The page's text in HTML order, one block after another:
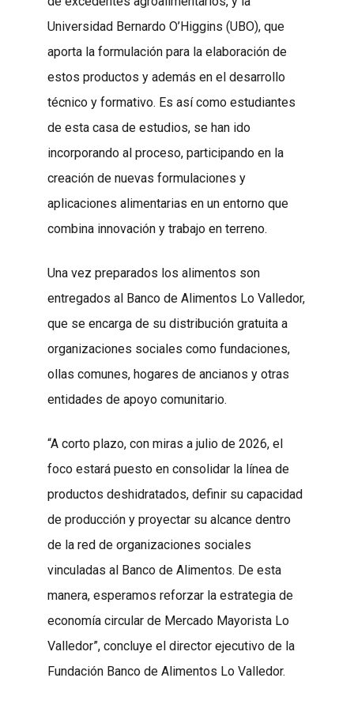
Universidad Bernardo O’Higgins (UBO), que
aporta la formulación para la elaboración de
estos productos y además en el desarrollo
técnico y formativo. Es así como estudiantes
de esta casa de estudios, se han ido
incorporando al proceso, participando en la
creación de nuevas formulaciones y
aplicaciones alimentarias en un entorno que
combina innovación y trabajo en terreno.
Una vez preparados los alimentos son
entregados al Banco de Alimentos Lo Valledor,
que se encarga de su distribución gratuita a
organizaciones sociales como fundaciones,
ollas comunes, hogares de ancianos y otras
entidades de apoyo comunitario.
“A corto plazo, con miras a julio de 2026, el
foco estará puesto en consolidar la línea de
productos deshidratados, definir su capacidad
de producción y proyectar su alcance dentro
de la red de organizaciones sociales
vinculadas al Banco de Alimentos. De esta
manera, esperamos reforzar la estrategia de
economía circular de Mercado Mayorista Lo
Valledor”, concluye el director ejecutivo de la
Fundación Banco de Alimentos Lo Valledor.